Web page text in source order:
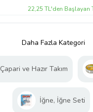
22,25 TL'den Başlayan
Daha Fazla Kategori
Çapari ve Hazır Takım
İğne, İğne Seti